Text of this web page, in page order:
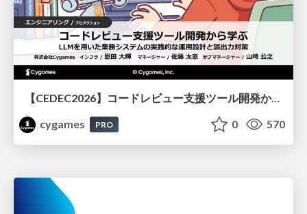
【CEDEC2026】コードレビュー支援ツール開発から学ぶ：LLMを用いた業務システムの実践的な運用設計と誤出力対策
cygames
PRO 0 570